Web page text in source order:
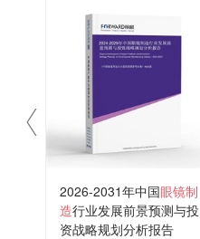
2026-2031年中国眼镜制
造行业发展前景预测与投
资战略规划分析报告